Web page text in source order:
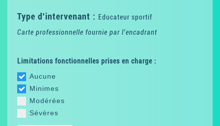
Type d'intervenant : Educateur sportif
Carte professionnelle fournie par l'encadrant
Limitations fonctionnelles prises en charge :
Aucune
Minimes
Modérées
Sévères